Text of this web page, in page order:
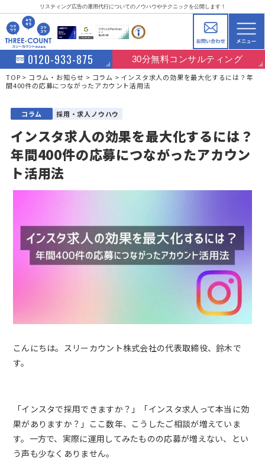
リスティング広告の運用代行についてのノウハウやテクニックを公開します！
0120-933-875 30分無料コンサルティング
TOP コラム・お知らせ コラム
インスタ求人の効果を最大化するには？年
間400件の応募につながったアカウント活用法
コラム 採用・求人ノウハウ
インスタ求人の効果を最大化するには？
年間400件の応募につながったアカウン
ト活用法
こんにちは。スリーカウント株式会社の代表取締役、鈴木で
す。
「インスタで採用できますか？」「インスタ求人って本当に効
果がありますか？」ここ数年、こうしたご相談が増えていま
す。一方で、実際に運用してみたものの応募が増えない、とい
う声も少なくありません。